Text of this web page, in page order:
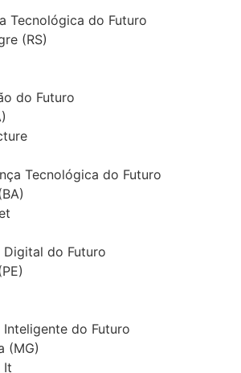
Tecnológica do Futuro
(RS)
do Futuro
Tecnológica do Futuro
do Futuro
do Futuro
(MG)
It